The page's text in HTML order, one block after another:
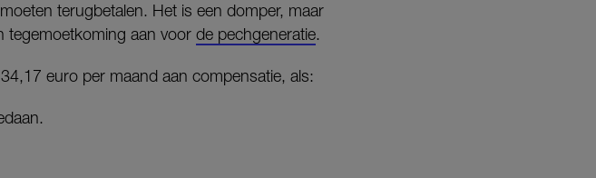
terugbetalen. Het is een domper, maar
tegemoetkoming aan voor de pechgeneratie.
euro per maand aan compensatie, als: